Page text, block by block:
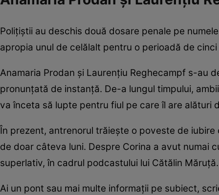
Polițiștii au deschis două dosare penale pe
apropia unul de celălalt pentru o perioadă de
Anamaria Prodan și Laurențiu Reghecampf s-au
pronunțată de instanță. De-a lungul timpului,
va înceta să lupte pentru fiul pe care îl are alături
În prezent, antrenorul trăiește o poveste de
de doar câteva luni. Despre Corina a avut numai
superlativ, în cadrul podcastului lui Cătălin Măruță.
Ai un pont sau mai multe informații pe subiect,